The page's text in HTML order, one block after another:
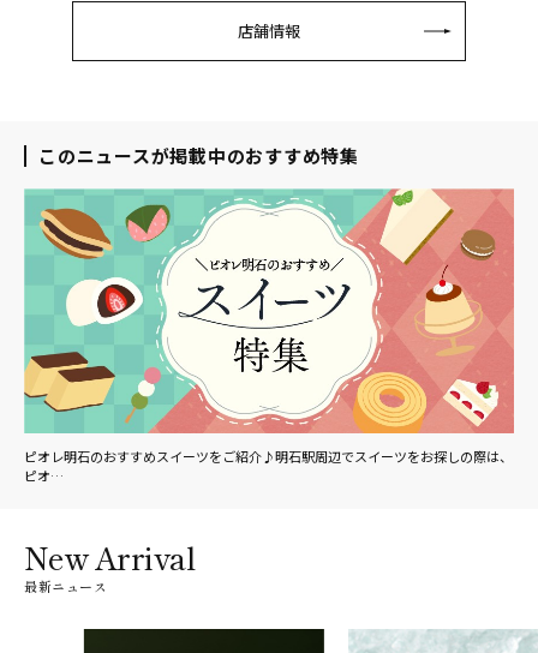
店舗情報
このニュースが掲載中のおすすめ特集
ピオレ明石のおすすめスイーツをご紹介♪明石駅周辺でスイーツをお探しの際は、
ピオ…
New Arrival
最新ニュース